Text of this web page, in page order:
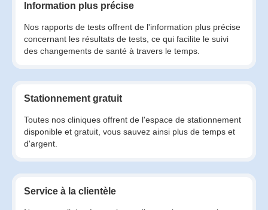
Information plus précise
Nos rapports de tests offrent de l'information plus précise
concernant les résultats de tests, ce qui facilite le suivi
des changements de santé à travers le temps.
Stationnement gratuit
Toutes nos cliniques offrent de l'espace de stationnement
disponible et gratuit, vous sauvez ainsi plus de temps et
d'argent.
Service à la clientèle